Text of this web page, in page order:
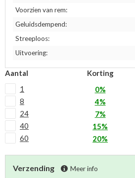
Voorzien van rem:
Geluidsdempend:
Streeploos:
Uitvoering:
Aantal Korting
1 0%
8
4%
24
7%
40
15%
60
20%
Verzending Meer info